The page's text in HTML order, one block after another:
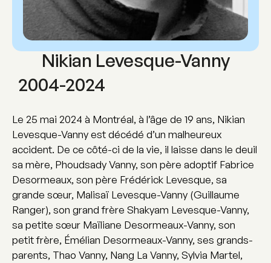
Le 25 mai 2024 à Montréal, à l’âge de 19 ans, Nikian
Levesque-Vanny est décédé d’un malheureux
accident. De ce côté-ci de la vie, il laisse dans le deuil
sa mère, Phoudsady Vanny, son père adoptif Fabrice
Desormeaux, son père Frédérick Levesque, sa
grande sœur, Malisaï Levesque-Vanny (Guillaume
Ranger), son grand frère Shakyam Levesque-Vanny,
sa petite sœur Maïliane Desormeaux-Vanny, son
petit frère, Émélian Desormeaux-Vanny, ses grands-
parents, Thao Vanny, Nang La Vanny, Sylvia Martel,
Nikian Levesque-Vanny
2004-2024